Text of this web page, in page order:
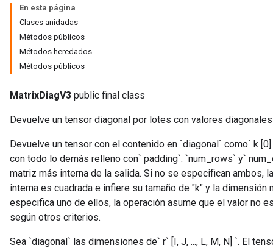
En esta página
Clases anidadas
Métodos públicos
Métodos heredados
Métodos públicos
MatrixDiagV3 public final class
Devuelve un tensor diagonal por lotes con valores
Devuelve un tensor con el contenido en `diagonal` como` k
con todo lo demás relleno con` padding`. `num_rows` y`
matriz más interna de la salida. Si no se especifican ambos,
interna es cuadrada e infiere su tamaño de "k" y la
especifica uno de ellos, la operación asume que el valor no
según otros criterios.
Sea `diagonal` las dimensiones de` r` [I, J, ..., L, M, N] `. El